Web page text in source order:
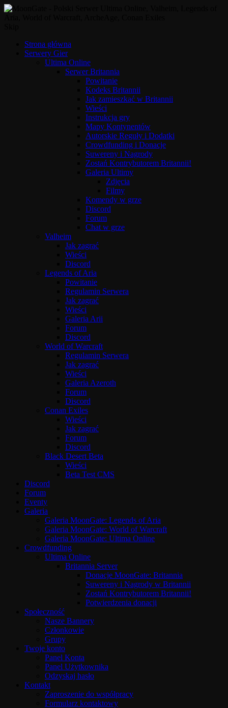
Strona główna
Serwery Gier
Ultima Online
Serwer Britannia
Powitanie
Kodeks Britannii
Jak zamieszkać w Britannii
Wieści
Instrukcja gry
Mapy Kontynentów
Autorskie Reguły i Dodatki
Crowdfunding i Donacje
Suwereny i Nagrody
Zostań Kontrybutorem Britannii!
Galeria Ultimy
Zdjęcia
Filmy
Komendy w grze
Discord
Forum
Chat w grze
Valheim
Jak zagrać
Wieści
Discord
Legends of Aria
Powitanie
Regulamin Serwera
Jak zagrać
Wieści
Galeria Arii
Forum
Discord
World of Warcraft
Regulamin Serwera
Jak zagrać
Wieści
Galeria Azeroth
Forum
Discord
Conan Exiles
Wieści
Jak zagrać
Forum
Discord
Black Desert Beta
Wieści
Beta Test CMS
Discord
Forum
Eventy
Galeria
Galeria MoonGate: Legends of Aria
Galeria MoonGate: World of Warcraft
Galeria MoonGate: Ultima Online
Crowdfunding
Ultima Online
Britannia Server
Donacje MoonGate: Britannia
Suwereny i Nagrody w Britannii
Zostań Kontrybutorem Britannii!
Potwierdzenia donacji
Społeczność
Nasze Bannery
Członkowie
Grupy
Twoje konto
Panel Konta
Panel Użytkownika
Odzyskaj hasło
Kontakt
Zaproszenie do współpracy
Formularz kontaktowy